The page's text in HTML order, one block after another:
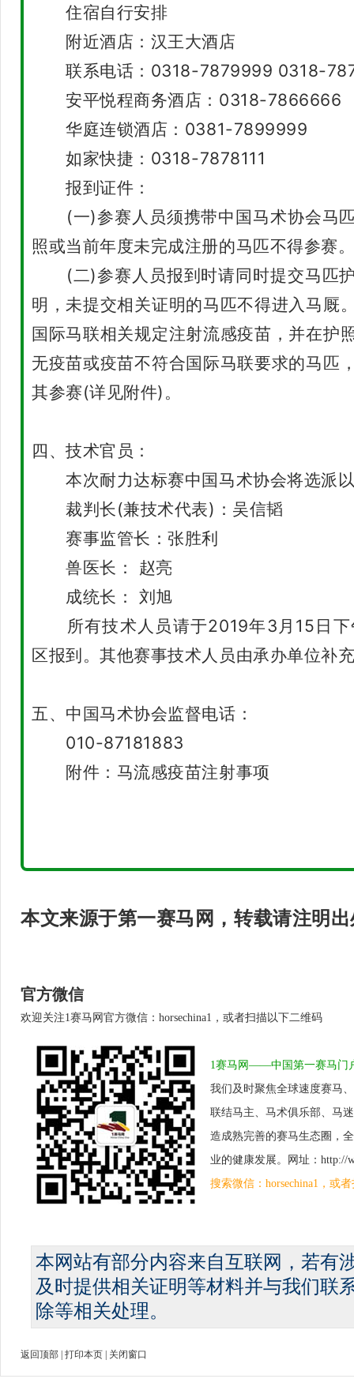
住宿自行安排
附近酒店：汉王大酒店
联系电话：0318-7879999 0318-
安平悦程商务酒店：0318-7866666
华庭连锁酒店：0381-7899999
如家快捷：0318-7878111
报到证件：
(一)参赛人员须携带中国马术协会马
照或当前年度未完成注册的马匹不得参赛
(二)参赛人员报到时请同时提交马匹
明，未提交相关证明的马匹不得进入马厩
国际马联相关规定注射流感疫苗，并在护
无疫苗或疫苗不符合国际马联要求的马匹
其参赛(详见附件)。
四、技术官员：
本次耐力达标赛中国马术协会将选派
裁判长(兼技术代表)：吴信韬
赛事监管长：张胜利
兽医长： 赵亮
成统长： 刘旭
所有技术人员请于2019年3月15日下
区报到。其他赛事技术人员由承办单位补
五、中国马术协会监督电话：
010-87181883
附件：马流感疫苗注射事项
本文来源于第一赛马网，转载请注明
官方微信
欢迎关注1赛马网官方微信：horsechina1，或者扫描以下二维码
1赛马网——中国第一赛马门
我们及时聚焦全球速度赛马
联结马主、马术俱乐部、马
造成熟完善的赛马生态圈，
业的健康发展。网址：http://
搜索微信：horsechina1，或
本网站有部分内容来自互联网，若有
及时提供相关证明等材料并与我们联
除等相关处理。
返回顶部 打印本页 关闭窗口